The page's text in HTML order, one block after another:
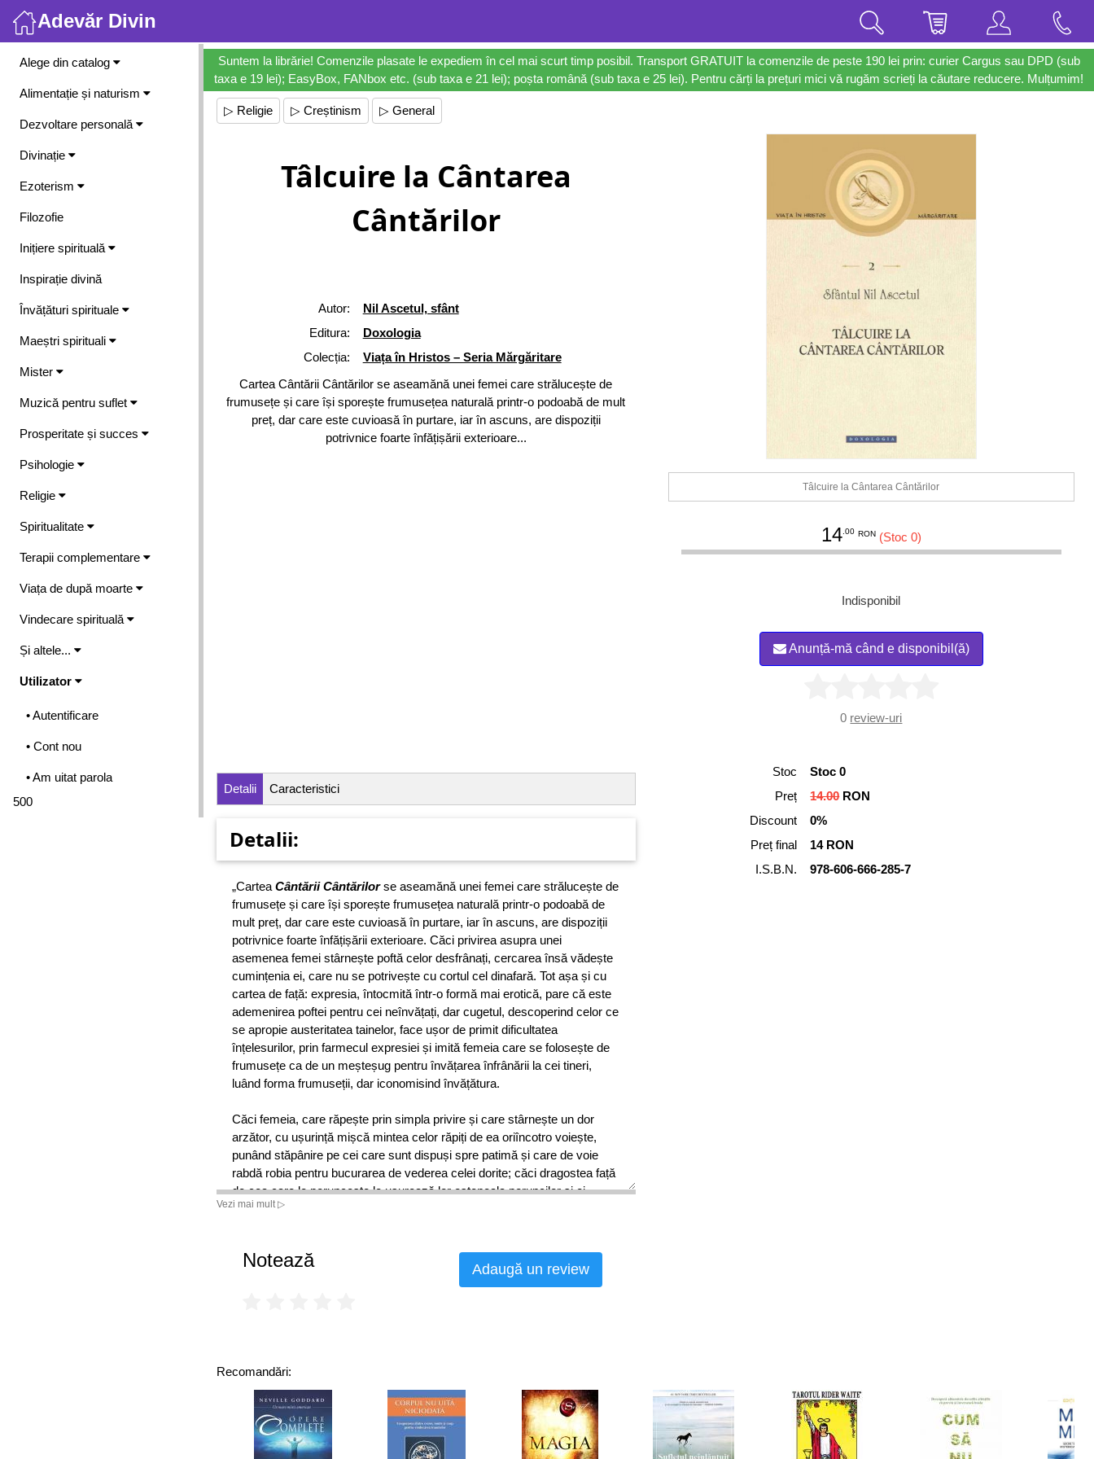
Adevăr Divin
Meniu
Alege din catalog
Alimentație și naturism
Dezvoltare personală
Divinație
Ezoterism
Filozofie
Inițiere spirituală
Inspirație divină
Învățături spirituale
Maeștri spirituali
Mister
Muzică pentru suflet
Prosperitate și succes
Psihologie
Religie
Spiritualitate
Terapii complementare
Viața de după moarte
Vindecare spirituală
Și altele...
Utilizator
• Autentificare
• Cont nou
• Am uitat parola
500
Suntem la librărie! Comenzile plasate le expediem în cel mai scurt timp posibil. Transport GRATUIT la comenzile de peste 190 lei prin: curier Cargus sau DPD (sub
taxa e 19 lei); EasyBox, FANbox etc. (sub taxa e 21 lei); poșta română (sub taxa e 25 lei). Pentru cărți la prețuri mici vă rugăm scrieți la căutare reducere. Mulțumim!
▷ Religie ▷ Creștinism ▷ General
Tâlcuire la Cântarea
Cântărilor
Autor:
Nil Ascetul, sfânt
Editura:
Doxologia
Colecția:
Viața în Hristos – Seria Mărgăritare
Cartea Cântării Cântărilor se aseamănă unei femei care strălucește de
frumusețe și care își sporește frumusețea naturală printr-o podoabă de mult
preț, dar care este cuvioasă în purtare, iar în ascuns, are dispoziții
potrivnice foarte înfățișării exterioare...
Tâlcuire la Cântarea Cântărilor
14 .00 RON (Stoc 0)
Indisponibil
Anunță-mă când e disponibil(ă)
0 review-uri
Detalii Caracteristici
Detalii:
„CarteaCântării Cântărilorse aseamănă unei femei care strălucește de
frumusețe și care își sporește frumusețea naturală printr-o podoabă de
mult preț, dar care este cuvioasă în purtare, iar în ascuns, are dispoziții
potrivnice foarte înfățișării exterioare. Căci privirea asupra unei
asemenea femei stârnește poftă celor desfrânați, cercarea însă vădește
cumințenia ei, care nu se potrivește cu cortul cel dinafară. Tot așa și cu
cartea de față: expresia, întocmită într-o formă mai erotică, pare că este
ademenirea poftei pentru cei neînvățați, dar cugetul, descoperind celor ce
se apropie austeritatea tainelor, face ușor de primit dificultatea
înțelesurilor, prin farmecul expresiei și imită femeia care se folosește de
frumusețe ca de un meșteșug pentru învățarea înfrânării la cei tineri,
luând forma frumuseții, dar iconomisind învățătura.
Căci femeia, care răpește prin simpla privire și care stârnește un dor
arzător, cu ușurință mișcă mintea celor răpiți de ea oriîncotro voiește,
punând stăpânire pe cei care sunt dispuși spre patimă și care de voie
rabdă robia pentru bucurarea de vederea celei dorite; căci dragostea față
de cea care le poruncește le ușurează lor osteneala poruncilor și ei
socotesc jugul robiei lor ușor, având tirană constrângerea dispoziției lor
seducătoare, dar convingându-i să se supună cuvioșiei contemplației,
conducându-i cu îndemânare de la litera părutei patimi la mistagogia
Vezi mai mult ▷
Stoc
Stoc 0
Preț
14.00RON
Discount
0%
Preț final
14 RON
I.S.B.N.
978-606-666-285-7
Notează Adaugă un review
Recomandări: